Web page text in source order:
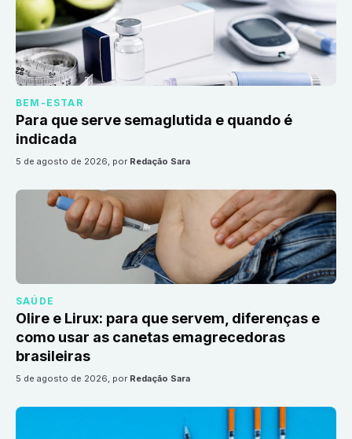
BEM-ESTAR
Para que serve semaglutida e quando é
indicada
5 de agosto de 2026, por Redação Sara
SAÚDE
Olire e Lirux: para que servem, diferenças e
como usar as canetas emagrecedoras
brasileiras
5 de agosto de 2026, por Redação Sara